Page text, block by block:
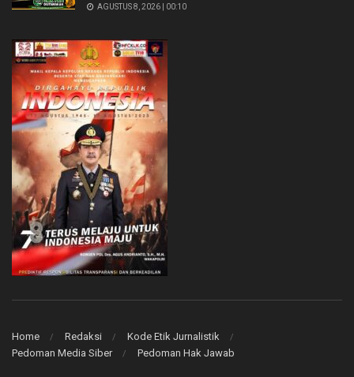
AGUSTUS 8, 2026 | 00:10
Home Redaksi
Kode Etik Jurnalistik
Pedoman Media Siber
Pedoman Hak Jawab